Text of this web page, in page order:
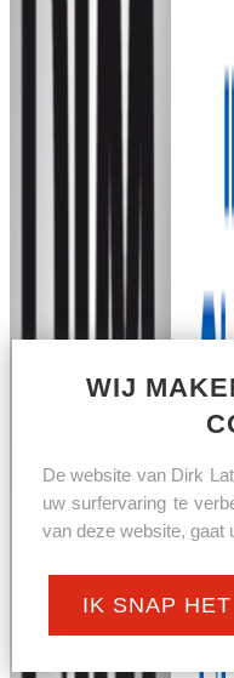
WIJ
De website van Dirk
uw surfervaring te
van deze website, gaat
IK SNAP HET